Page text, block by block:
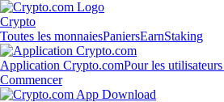
Crypto
Toutes les monnaiesPaniersEarnStaking
Application Crypto.comPour les
Commencer